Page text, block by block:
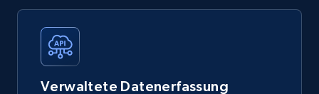
Verwaltete Datenerfassung